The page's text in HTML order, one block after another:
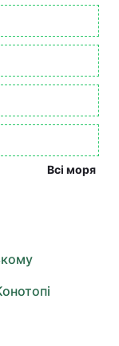
Всі моря